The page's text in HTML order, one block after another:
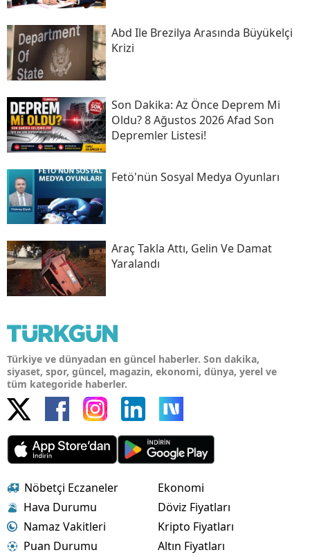
Abd Ile Brezilya Arasında Büyükelçi
Krizi
Son Daki̇ka: Az Önce Deprem Mi
Oldu? 8 Ağustos 2026 Afad Son
Depremler Listesi!
Fetö'nün Sosyal Medya Oyunları
Araç Takla Attı, Gelin Ve Damat
Yaralandı
Türkiye ve dünyadan en güncel haberler. Son dakika,
siyaset, spor, güncel, magazin, ekonomi, dünya, yerel ve
tüm kategoride haberler.
Nöbetçi Eczaneler
Hava Durumu
Namaz Vakitleri
Puan Durumu
Ekonomi
Döviz Fiyatları
Kripto Fiyatları
Altın Fiyatları